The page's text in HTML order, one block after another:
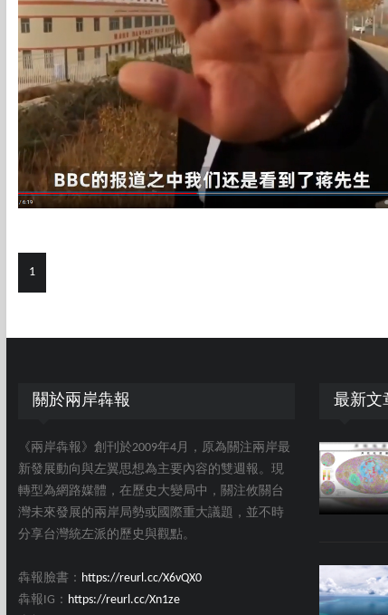
1
關於兩岸犇報
《兩岸犇報》創刊於2009年4月，原為關注兩岸最
新發展動向與左翼思想為主要內容的雙週報。現
轉型為網路媒體，在歷史大變局中，關注攸關台
灣未來發展的兩岸局勢或國際重大議題，並不時
分享台灣統左派的歷史與觀點。
犇報臉書： https://reurl.cc/X6vQX0
犇報IG： https://reurl.cc/Xn1ze
最新文